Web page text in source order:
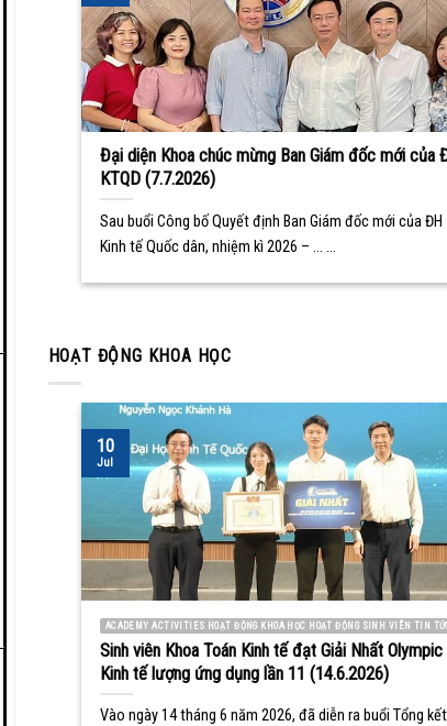
Đại diện Khoa chúc mừng Ban Giám đốc mới của
KTQD (7.7.2026)
Sau buổi Công bố Quyết định Ban Giám đốc mới của ĐH
Kinh tế Quốc dân, nhiệm kì 2026 – ... ...
HOẠT ĐỘNG KHOA HỌC
ACADEMY ACTIVITIES HOẠT ĐỘNG KHOA HỌC HOẠT ĐỘNG SINH VIÊN TIN
Sinh viên Khoa Toán Kinh tế đạt Giải Nhất Olympic
Kinh tế lượng ứng dụng lần 11 (14.6.2026)
Vào ngày 14 tháng 6 năm 2026, đã diễn ra buổi Tổng kết
10
Jul